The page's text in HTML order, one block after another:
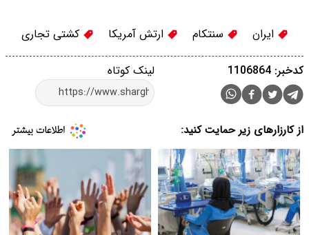
ایران سنتکام ارتش آمریکا کشتی تجاری
لینک کوتاه کدخبر: 1106864
از کارزارهای زیر حمایت کنید: